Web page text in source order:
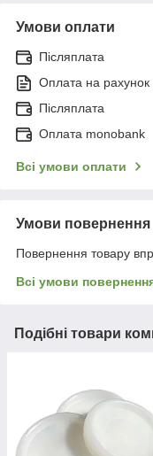
Умови оплати
Післяплата
Оплата на рахунок
Післяплата
Оплата monobank
Всі умови оплати
Умови повернення
Повернення товару
Всі умови
Подібні товари